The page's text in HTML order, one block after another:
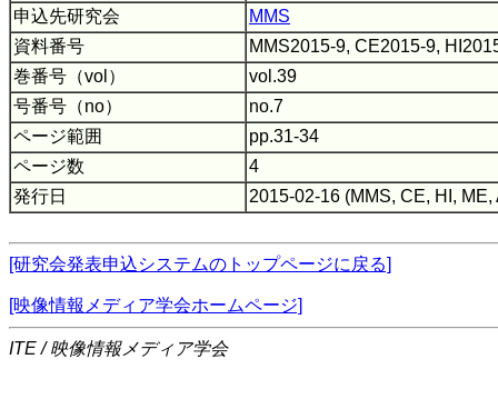
申込先研究会
MMS
資料番号
MMS2015-9, CE2015-9,
巻番号（vol）
vol.39
号番号（no）
no.7
ページ範囲
pp.31-34
ページ数
4
発行日
2015-02-16 (MMS, CE, HI,
[研究会発表申込システムのトップページに戻る]
[映像情報メディア学会ホームページ]
ITE / 映像情報メディア学会